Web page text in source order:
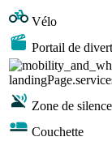
Vélo
Portail de
Zone de silence
Couchette